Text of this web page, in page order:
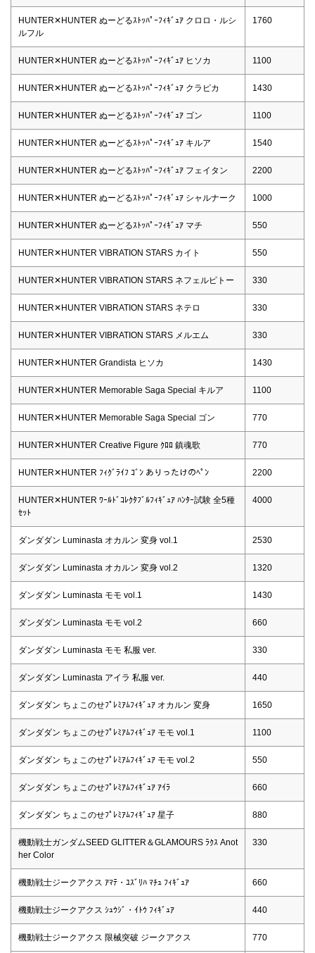
HUNTER✕HUNTER ぬーどるｽﾄｯﾊﾟｰﾌｨｷﾞｭｱ クロロ・ルシ
ルフル
1760
HUNTER✕HUNTER ぬーどるｽﾄｯﾊﾟｰﾌｨｷﾞｭｱ ヒソカ 1100
HUNTER✕HUNTER ぬーどるｽﾄｯﾊﾟｰﾌｨｷﾞｭｱ クラピカ 1430
HUNTER✕HUNTER ぬーどるｽﾄｯﾊﾟｰﾌｨｷﾞｭｱ ゴン 1100
HUNTER✕HUNTER ぬーどるｽﾄｯﾊﾟｰﾌｨｷﾞｭｱ キルア 1540
HUNTER✕HUNTER ぬーどるｽﾄｯﾊﾟｰﾌｨｷﾞｭｱ フェイタン 2200
HUNTER✕HUNTER ぬーどるｽﾄｯﾊﾟｰﾌｨｷﾞｭｱ シャルナーク 1000
HUNTER✕HUNTER ぬーどるｽﾄｯﾊﾟｰﾌｨｷﾞｭｱ マチ 550
HUNTER✕HUNTER VIBRATION STARS カイト 550
HUNTER✕HUNTER VIBRATION STARS ネフェルピトー 330
HUNTER✕HUNTER VIBRATION STARS ネテロ 330
HUNTER✕HUNTER VIBRATION STARS メルエム 330
HUNTER✕HUNTER Grandista ヒソカ 1430
HUNTER✕HUNTER Memorable Saga Special キルア 1100
HUNTER✕HUNTER Memorable Saga Special ゴン 770
HUNTER✕HUNTER Creative Figure ｸﾛﾛ 鎮魂歌 770
HUNTER✕HUNTER ﾌｨｸﾞﾗｲﾌ ｺﾞﾝ ありったけのﾍﾟﾝ 2200
HUNTER✕HUNTER ﾜｰﾙﾄﾞｺﾚｸﾀﾌﾞﾙﾌｨｷﾞｭｱ ﾊﾝﾀｰ試験 全5種
ｾｯﾄ
4000
ダンダダン Luminasta オカルン 変身 vol.1 2530
ダンダダン Luminasta オカルン 変身 vol.2 1320
ダンダダン Luminasta モモ vol.1 1430
ダンダダン Luminasta モモ vol.2 660
ダンダダン Luminasta モモ 私服 ver. 330
ダンダダン Luminasta アイラ 私服 ver. 440
ダンダダン ちょこのせﾌﾟﾚﾐｱﾑﾌｨｷﾞｭｱ オカルン 変身 1650
ダンダダン ちょこのせﾌﾟﾚﾐｱﾑﾌｨｷﾞｭｱ モモ vol.1 1100
ダンダダン ちょこのせﾌﾟﾚﾐｱﾑﾌｨｷﾞｭｱ モモ vol.2 550
ダンダダン ちょこのせﾌﾟﾚﾐｱﾑﾌｨｷﾞｭｱ ｱｲﾗ 660
ダンダダン ちょこのせﾌﾟﾚﾐｱﾑﾌｨｷﾞｭｱ 星子 880
機動戦士ガンダムSEED GLITTER＆GLAMOURS ﾗｸｽ Anot
her Color
330
機動戦士ジークアクス ｱﾏﾃ・ﾕｽﾞﾘﾊ ﾏﾁｭ ﾌｨｷﾞｭｱ 660
機動戦士ジークアクス ｼｭｳｼﾞ・ｲﾄｳ ﾌｨｷﾞｭｱ 440
機動戦士ジークアクス 限械突破 ジークアクス 770